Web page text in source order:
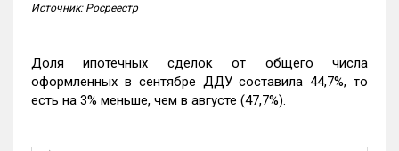
Источник: Росреестр
Доля ипотечных сделок от общего числа
оформленных в сентябре ДДУ составила 44,7%, то
есть на 3% меньше, чем в августе (47,7%).